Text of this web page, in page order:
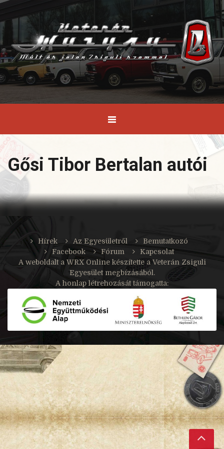
Gősi Tibor Bertalan autói
Hírek Az Egyesületről
Bemutatkozó
Facebook
Fórum
Kapcsolat
A weboldalt a WRX Onlinekészítette a Veterán Zsiguli
Egyesület megbízásából.
A honlap létrehozását támogatta: